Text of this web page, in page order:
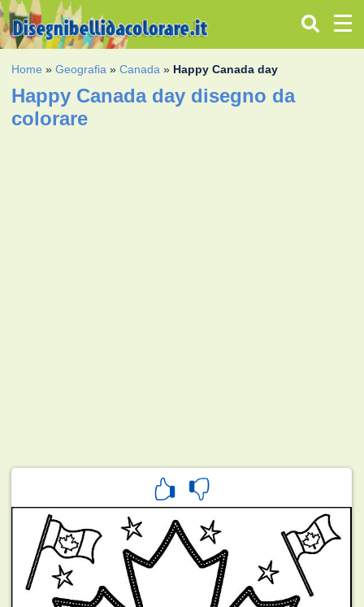
Home »Geografia »Canada » Happy Canada day
Happy Canada day disegno da
colorare